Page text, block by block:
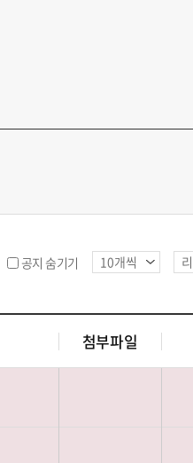
공지 숨기기
첨부파일